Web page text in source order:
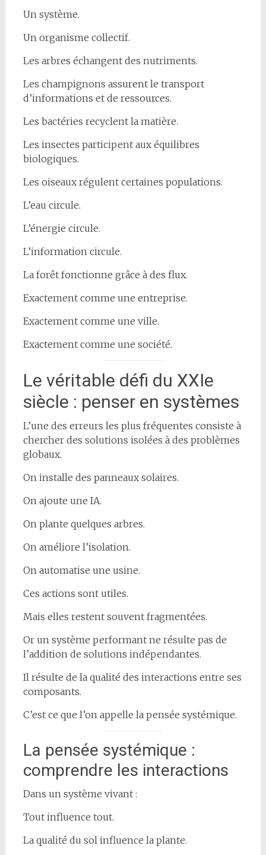
Un système.
Un organisme collectif.
Les arbres échangent des nutriments.
Les champignons assurent le transport
d’informations et de ressources.
Les bactéries recyclent la matière.
Les insectes participent aux équilibres
biologiques.
Les oiseaux régulent certaines populations.
L’eau circule.
L’énergie circule.
L’information circule.
La forêt fonctionne grâce à des flux.
Exactement comme une entreprise.
Exactement comme une ville.
Exactement comme une société.
Le véritable défi du XXIe
siècle : penser en systèmes
L’une des erreurs les plus fréquentes consiste à
chercher des solutions isolées à des problèmes
globaux.
On installe des panneaux solaires.
On ajoute une IA.
On plante quelques arbres.
On améliore l’isolation.
On automatise une usine.
Ces actions sont utiles.
Mais elles restent souvent fragmentées.
Or un système performant ne résulte pas de
l’addition de solutions indépendantes.
Il résulte de la qualité des interactions entre ses
composants.
C’est ce que l’on appelle la pensée systémique.
La pensée systémique :
comprendre les interactions
Dans un système vivant :
Tout influence tout.
La qualité du sol influence la plante.